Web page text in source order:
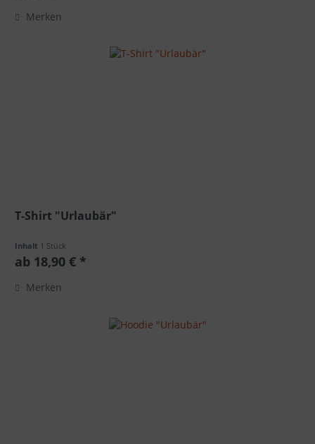
Merken
T-Shirt "Urlaubär"
Inhalt 1 Stück
ab 18,90 € *
Merken